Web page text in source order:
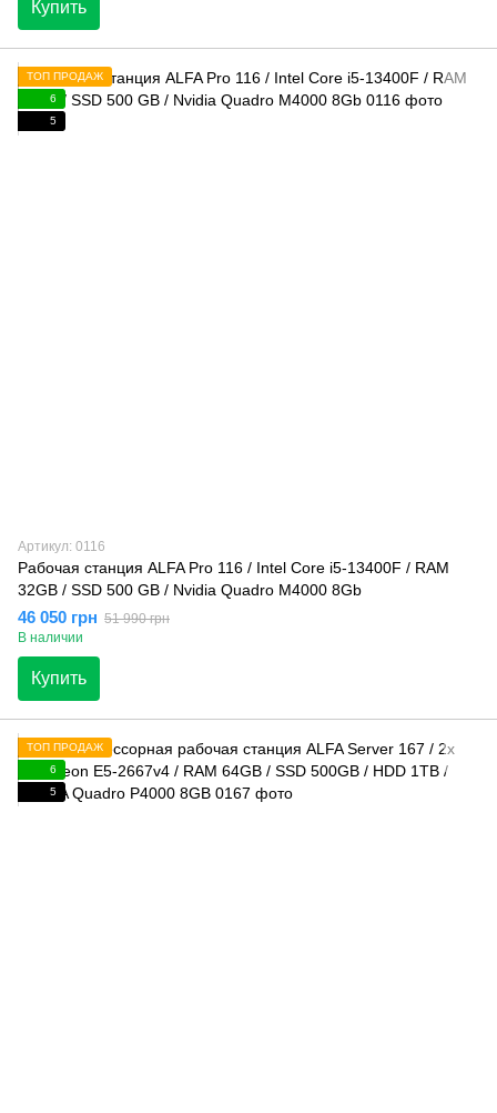
Купить
ТОП ПРОДАЖ
6
5
Артикул: 0116
Рабочая станция ALFA Pro 116 / Intel Core i5-13400F / RAM
32GB / SSD 500 GB / Nvidia Quadro M4000 8Gb
46 050 грн 51 990 грн
В наличии
Купить
ТОП ПРОДАЖ
6
5